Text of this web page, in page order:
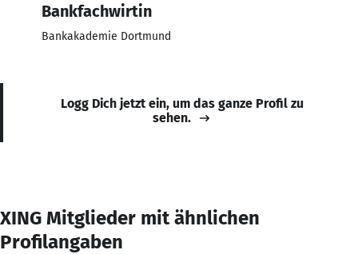
Bankfachwirtin
Bankakademie Dortmund
Logg Dich jetzt ein, um das ganze Profil zu
sehen.
XING Mitglieder mit ähnlichen
Profilangaben